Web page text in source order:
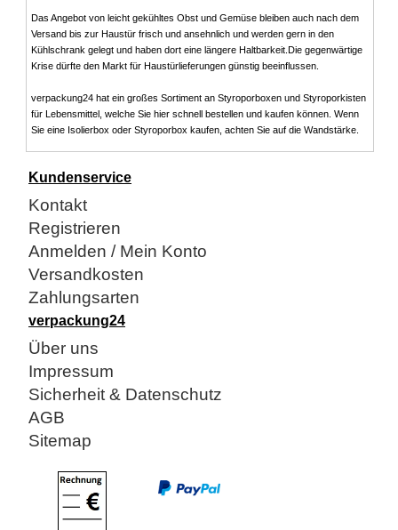
Das Angebot von leicht gekühltes Obst und Gemüse bleiben auch nach dem
Versand bis zur Haustür frisch und ansehnlich und werden gern in den
Kühlschrank gelegt und haben dort eine längere Haltbarkeit.Die gegenwärtige
Krise dürfte den Markt für Haustürlieferungen günstig beeinflussen.
verpackung24 hat ein großes Sortiment an Styroporboxen und Styroporkisten
für Lebensmittel, welche Sie hier schnell bestellen und kaufen können. Wenn
Sie eine Isolierbox oder Styroporbox kaufen, achten Sie auf die Wandstärke.
Kundenservice
Kontakt
Registrieren
Anmelden / Mein Konto
Versandkosten
Zahlungsarten
verpackung24
Über uns
Impressum
Sicherheit & Datenschutz
AGB
Sitemap